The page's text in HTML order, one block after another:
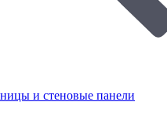
и стеновые панели